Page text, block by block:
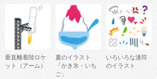
垂直離着陸ロケ
ット（アーム）
夏のイラスト
「かき氷・いち
ご」
いろいろな漫符
のイラスト